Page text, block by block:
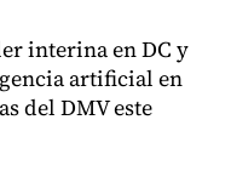
interina en DC y
artificial en
del DMV este